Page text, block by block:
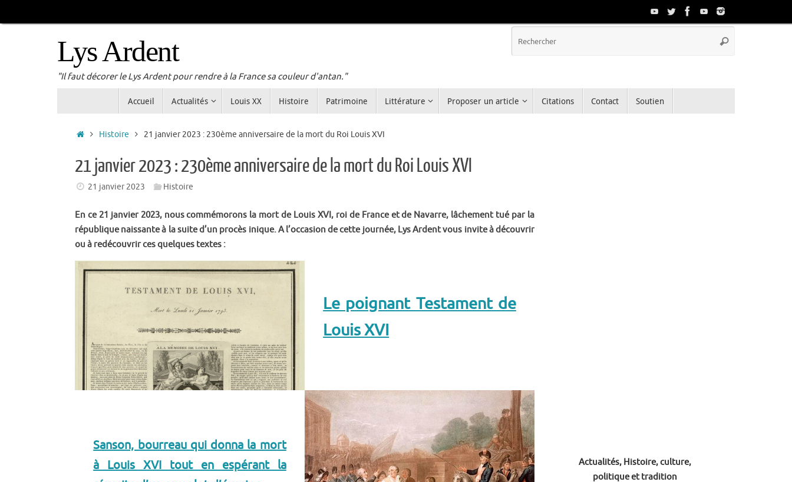
au
Lys Ardent
"Il faut décorer le Lys Ardent pour rendre à la France sa couleur d'antan."
Rechercher
Accueil Actualités Louis XX Histoire Patrimoine Littérature Proposer un article Citations Contact Soutien
Accueil
Histoire 21 janvier 2023 : 230ème anniversaire de la mort du Roi Louis XVI
21 janvier 2023 : 230ème anniversaire de la mort du Roi Louis XVI
21 janvier 2023 Histoire
En ce 21 janvier 2023, nous commémorons la mort de Louis XVI, roi de France et de Navarre, lâchement tué par la
république naissante à la suite d’un procès inique. A l’occasion de cette journée, Lys Ardent vous invite à découvrir
ou à redécouvrir ces quelques textes :
Le poignant Testament de
Louis XVI
Sanson, bourreau qui donna la mort
à Louis XVI tout en espérant la
Actualités, Histoire, culture,
politique et tradition